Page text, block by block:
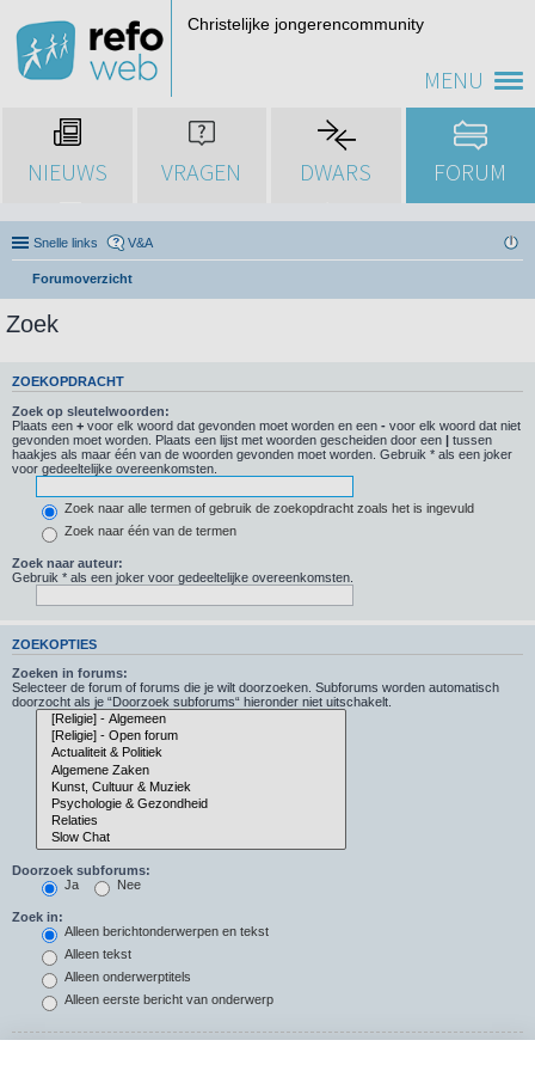
MENU
Christelijke jongerencommunity
NIEUWS VRAGEN DWARS FORUM
Snelle links V&A
Forumoverzicht
Zoek
ZOEKOPDRACHT
Zoek op sleutelwoorden:
Plaats een + voor elk woord dat gevonden moet worden en een - voor elk woord dat niet
gevonden moet worden. Plaats een lijst met woorden gescheiden door een | tussen
haakjes als maar één van de woorden gevonden moet worden. Gebruik * als een joker
voor gedeeltelijke overeenkomsten.
Zoek naar alle termen of gebruik de zoekopdracht zoals het is ingevuld
Zoek naar één van de termen
Zoek naar auteur:
Gebruik * als een joker voor gedeeltelijke overeenkomsten.
ZOEKOPTIES
Zoeken in forums:
Selecteer de forum of forums die je wilt doorzoeken. Subforums worden automatisch
doorzocht als je “Doorzoek subforums“ hieronder niet uitschakelt.
Doorzoek subforums:
Ja
Nee
Zoek in:
Alleen berichtonderwerpen en tekst
Alleen tekst
Alleen onderwerptitels
Alleen eerste bericht van onderwerp